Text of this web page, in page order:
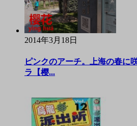
2014年3月18日
ピンクのアーチ。上海の春に
ラ【樱...